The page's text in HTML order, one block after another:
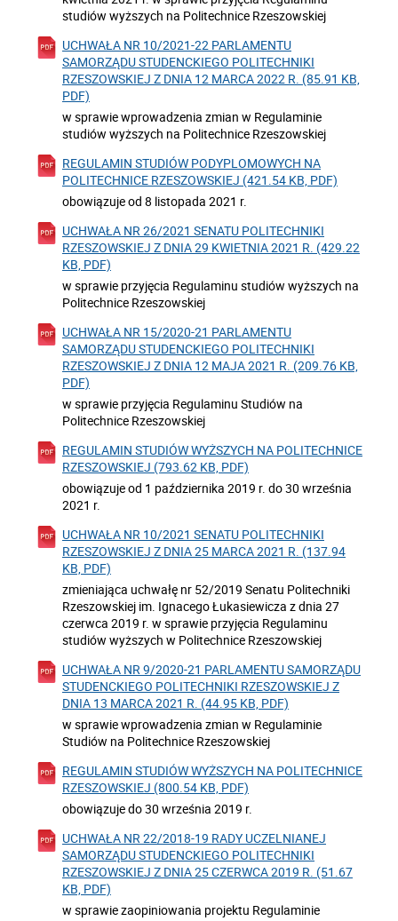
studiów wyższych na Politechnice Rzeszowskiej
UCHWAŁA NR 10/2021-22 PARLAMENTU
SAMORZĄDU STUDENCKIEGO POLITECHNIKI
RZESZOWSKIEJ Z DNIA 12 MARCA 2022 R. (85.91 KB,
PDF)
w sprawie wprowadzenia zmian w Regulaminie
studiów wyższych na Politechnice Rzeszowskiej
REGULAMIN STUDIÓW PODYPLOMOWYCH NA
POLITECHNICE RZESZOWSKIEJ (421.54 KB, PDF)
obowiązuje od 8 listopada 2021 r.
UCHWAŁA NR 26/2021 SENATU POLITECHNIKI
RZESZOWSKIEJ Z DNIA 29 KWIETNIA 2021 R. (429.22
KB, PDF)
w sprawie przyjęcia Regulaminu studiów wyższych na
Politechnice Rzeszowskiej
UCHWAŁA NR 15/2020-21 PARLAMENTU
SAMORZĄDU STUDENCKIEGO POLITECHNIKI
RZESZOWSKIEJ Z DNIA 12 MAJA 2021 R. (209.76 KB,
PDF)
w sprawie przyjęcia Regulaminu Studiów na
Politechnice Rzeszowskiej
REGULAMIN STUDIÓW WYŻSZYCH NA POLITECHNICE
RZESZOWSKIEJ (793.62 KB, PDF)
obowiązuje od 1 października 2019 r. do 30 września
2021 r.
UCHWAŁA NR 10/2021 SENATU POLITECHNIKI
RZESZOWSKIEJ Z DNIA 25 MARCA 2021 R. (137.94
KB, PDF)
zmieniająca uchwałę nr 52/2019 Senatu Politechniki
Rzeszowskiej im. Ignacego Łukasiewicza z dnia 27
czerwca 2019 r. w sprawie przyjęcia Regulaminu
studiów wyższych w Politechnice Rzeszowskiej
UCHWAŁA NR 9/2020-21 PARLAMENTU SAMORZĄDU
STUDENCKIEGO POLITECHNIKI RZESZOWSKIEJ Z
DNIA 13 MARCA 2021 R. (44.95 KB, PDF)
w sprawie wprowadzenia zmian w Regulaminie
Studiów na Politechnice Rzeszowskiej
REGULAMIN STUDIÓW WYŻSZYCH NA POLITECHNICE
RZESZOWSKIEJ (800.54 KB, PDF)
obowiązuje do 30 września 2019 r.
UCHWAŁA NR 22/2018-19 RADY UCZELNIANEJ
SAMORZĄDU STUDENCKIEGO POLITECHNIKI
RZESZOWSKIEJ Z DNIA 25 CZERWCA 2019 R. (51.67
KB, PDF)
w sprawie zaopiniowania projektu Regulaminie